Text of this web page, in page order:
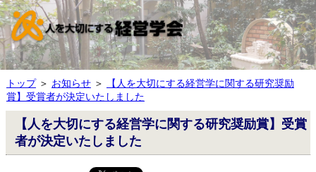
トップ＞ お知らせ＞
【人を大切にする経営学に関する研究奨励
賞】受賞者が決定いたしました
【人を大切にする経営学に関する研究奨励賞】受賞
者が決定いたしました